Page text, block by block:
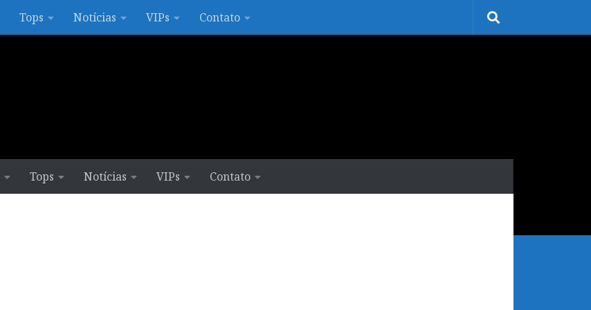
Tops Notícias VIPs Contato
Tops Notícias VIPs Contato